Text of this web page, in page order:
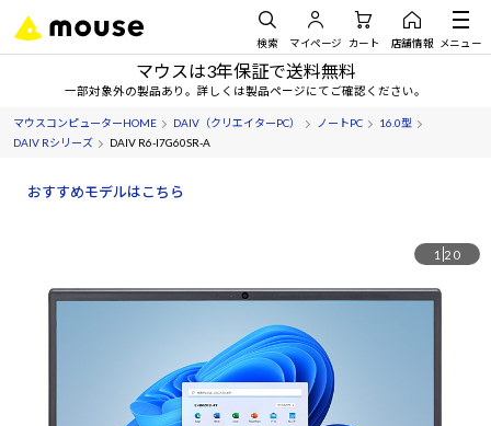
検索 マイページ カート 店舗情報 メニュー
マウスは3年保証で送料無料
一部対象外の製品あり。詳しくは製品ページにてご確認ください。
マウスコンピューターHOME DAIV（クリエイターPC） ノートPC
16.0型
DAIV Rシリーズ
DAIV R6-I7G60SR-A
おすすめモデルはこちら
1 20